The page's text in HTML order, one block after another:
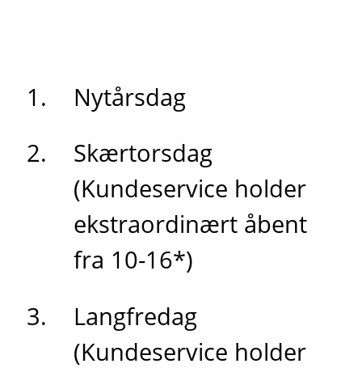
Nytårsdag
Skærtorsdag
(Kundeservice holder
ekstraordinært åbent
fra 10-16*)
Langfredag
(Kundeservice holder